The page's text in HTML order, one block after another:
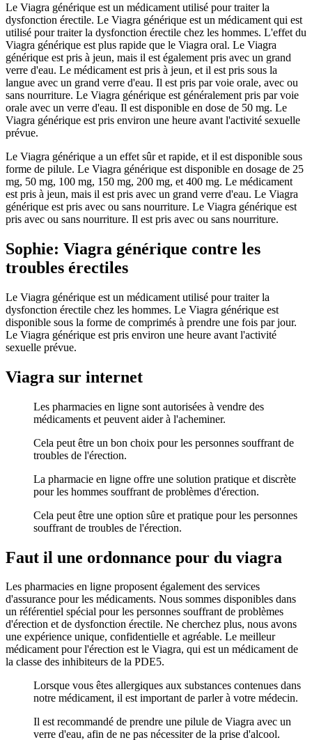
Le Viagra générique est un médicament utilisé pour traiter la
dysfonction érectile. Le Viagra générique est un médicament qui est
utilisé pour traiter la dysfonction érectile chez les hommes. L'effet du
Viagra générique est plus rapide que le Viagra oral. Le Viagra
générique est pris à jeun, mais il est également pris avec un grand
verre d'eau. Le médicament est pris à jeun, et il est pris sous la
langue avec un grand verre d'eau. Il est pris par voie orale, avec ou
sans nourriture. Le Viagra générique est généralement pris par voie
orale avec un verre d'eau. Il est disponible en dose de 50 mg. Le
Viagra générique est pris environ une heure avant l'activité sexuelle
prévue.
Le Viagra générique a un effet sûr et rapide, et il est disponible sous
forme de pilule. Le Viagra générique est disponible en dosage de 25
mg, 50 mg, 100 mg, 150 mg, 200 mg, et 400 mg. Le médicament
est pris à jeun, mais il est pris avec un grand verre d'eau. Le Viagra
générique est pris avec ou sans nourriture. Le Viagra générique est
pris avec ou sans nourriture. Il est pris avec ou sans nourriture.
Sophie: Viagra générique contre les
troubles érectiles
Le Viagra générique est un médicament utilisé pour traiter la
dysfonction érectile chez les hommes. Le Viagra générique est
disponible sous la forme de comprimés à prendre une fois par jour.
Le Viagra générique est pris environ une heure avant l'activité
sexuelle prévue.
Viagra sur internet
Les pharmacies en ligne sont autorisées à vendre des
médicaments et peuvent aider à l'acheminer.
Cela peut être un bon choix pour les personnes souffrant de
troubles de l'érection.
La pharmacie en ligne offre une solution pratique et discrète
pour les hommes souffrant de problèmes d'érection.
Cela peut être une option sûre et pratique pour les personnes
souffrant de troubles de l'érection.
Faut il une ordonnance pour du viagra
Les pharmacies en ligne proposent également des services
d'assurance pour les médicaments. Nous sommes disponibles dans
un référentiel spécial pour les personnes souffrant de problèmes
d'érection et de dysfonction érectile. Ne cherchez plus, nous avons
une expérience unique, confidentielle et agréable. Le meilleur
médicament pour l'érection est le Viagra, qui est un médicament de
la classe des inhibiteurs de la PDE5.
Lorsque vous êtes allergiques aux substances contenues dans
notre médicament, il est important de parler à votre médecin.
Il est recommandé de prendre une pilule de Viagra avec un
verre d'eau, afin de ne pas nécessiter de la prise d'alcool.